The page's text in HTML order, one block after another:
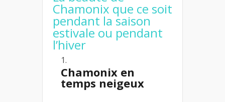
Chamonix que ce soit
pendant la saison
estivale ou pendant
l’hiver
Chamonix en
temps neigeux